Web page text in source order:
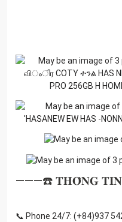
———☎️ 𝐓𝐇𝐎̂𝐍𝐆
📞 Phone 24/7: (+84)937